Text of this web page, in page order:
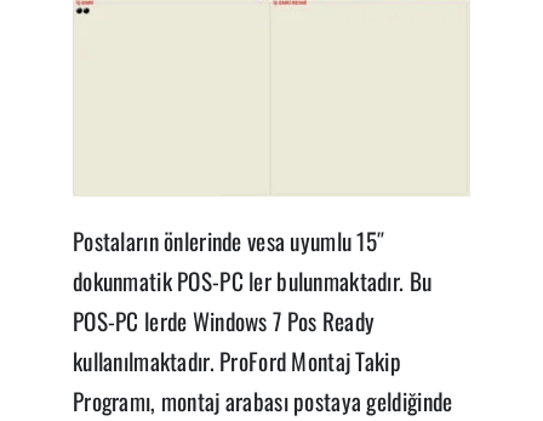
Postaların önlerinde vesa uyumlu 15″
dokunmatik POS-PC ler bulunmaktadır. Bu
POS-PC lerde Windows 7 Pos Ready
kullanılmaktadır. ProFord Montaj Takip
Programı, montaj arabası postaya geldiğinde